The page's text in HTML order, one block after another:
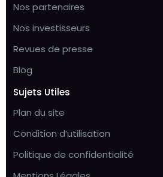
Nos partenaires
Nos investisseurs
Revues de presse
Blog
Sujets Utiles
Plan du site
Condition d’utilisation
Politique de confidentialité